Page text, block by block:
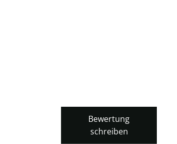
Bewertung
schreiben